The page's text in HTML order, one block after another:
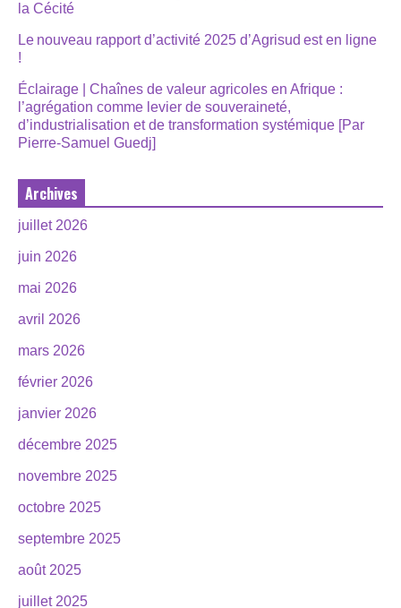
la Cécité
Le nouveau rapport d’activité 2025 d’Agrisud est en ligne
!
Éclairage | Chaînes de valeur agricoles en Afrique :
l’agrégation comme levier de souveraineté,
d’industrialisation et de transformation systémique [Par
Pierre-Samuel Guedj]
Archives
juillet 2026
juin 2026
mai 2026
avril 2026
mars 2026
février 2026
janvier 2026
décembre 2025
novembre 2025
octobre 2025
septembre 2025
août 2025
juillet 2025